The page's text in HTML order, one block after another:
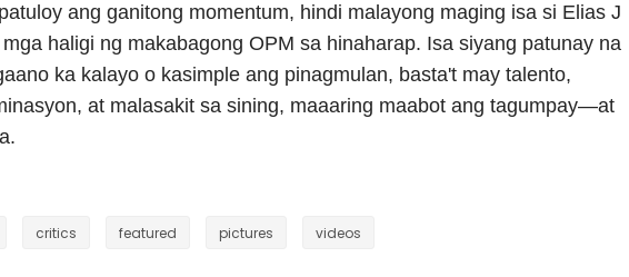
ang ganitong momentum, hindi malayong maging isa si Elias J
haligi ng makabagong OPM sa hinaharap. Isa siyang patunay na
ka kalayo o kasimple ang pinagmulan, basta't may talento,
at malasakit sa sining, maaaring maabot ang tagumpay—at
critics featured pictures videos